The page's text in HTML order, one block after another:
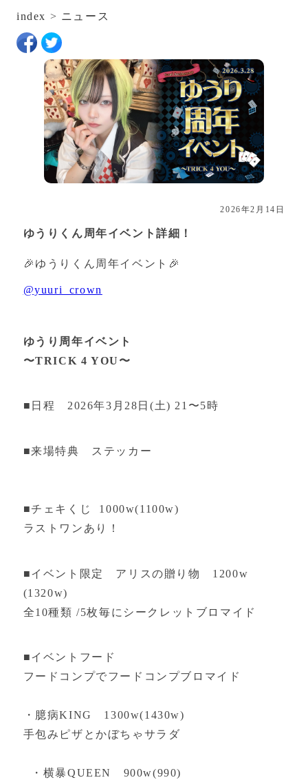
index > ニュース
2026年2月14日
ゆうりくん周年イベント詳細！
🎉ゆうりくん周年イベント🎉
@yuuri_crown
ゆうり周年イベント
〜TRICK 4 YOU〜
■日程 2026年3月28日(土) 21〜5時
■来場特典 ステッカー
■チェキくじ 1000w(1100w)
ラストワンあり！
■イベント限定 アリスの贈り物 1200w
(1320w)
全10種類 /5枚毎にシークレットブロマイド
■イベントフード
フードコンプでフードコンプブロマイド
・臆病KING 1300w(1430w)
手包みピザとかぼちゃサラダ
・横暴QUEEN 900w(990)